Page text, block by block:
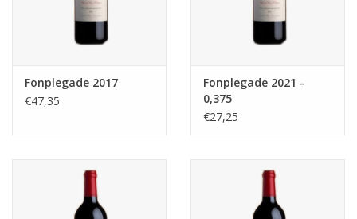
Fonplegade 2017
€47,35
Fonplegade 2021 -
0,375
€27,25